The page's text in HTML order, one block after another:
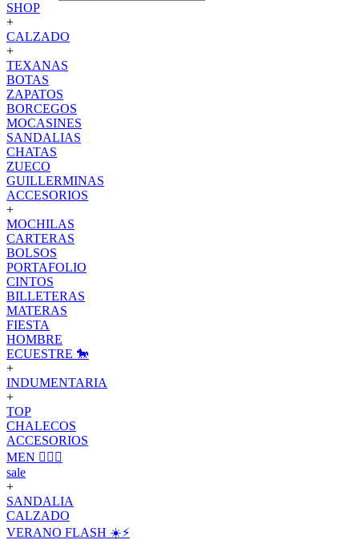
SHOP
+
CALZADO
+
TEXANAS
BOTAS
ZAPATOS
BORCEGOS
MOCASINES
SANDALIAS
CHATAS
ZUECO
GUILLERMINAS
ACCESORIOS
+
MOCHILAS
CARTERAS
BOLSOS
PORTAFOLIO
CINTOS
BILLETERAS
MATERAS
FIESTA
HOMBRE
ECUESTRE 🐎
+
INDUMENTARIA
+
TOP
CHALECOS
ACCESORIOS
MEN 🙋🏽‍♂️
sale
+
SANDALIA
CALZADO
VERANO FLASH ☀️⚡️